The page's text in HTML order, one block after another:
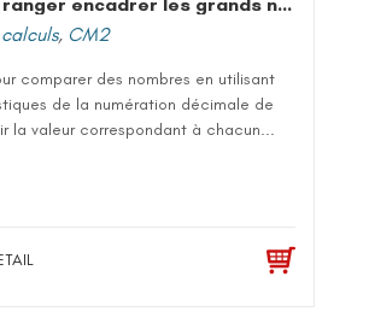
, CM2
comparer des nombres en utilisant
de la numération décimale de
la valeur correspondant à chacun...